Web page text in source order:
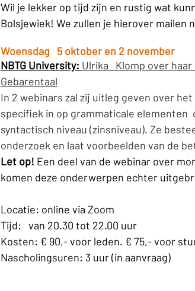
Wil je lekker op tijd zijn en rustig wat
Bolsjewiek! We zullen je hierover mailen
Woensdag   5 oktober en 2 november
NBTG University: Ulrika   Klomp over
Gebarentaal
In 2 webinars zal zij uitleg geven over
specifiek in op grammaticale elementen
syntactisch niveau (zinsniveau). Ze
onderzoek en laat voorbeelden van de
Let op! Een deel van de webinar over
komen deze onderwerpen echter
Locatie: online via Zoom
Tijd:   van 20.30 tot 22.00 uur
Kosten: € 90,- voor leden. € 75,- voor
Nascholingsuren: 3 uur (in aanvraag)